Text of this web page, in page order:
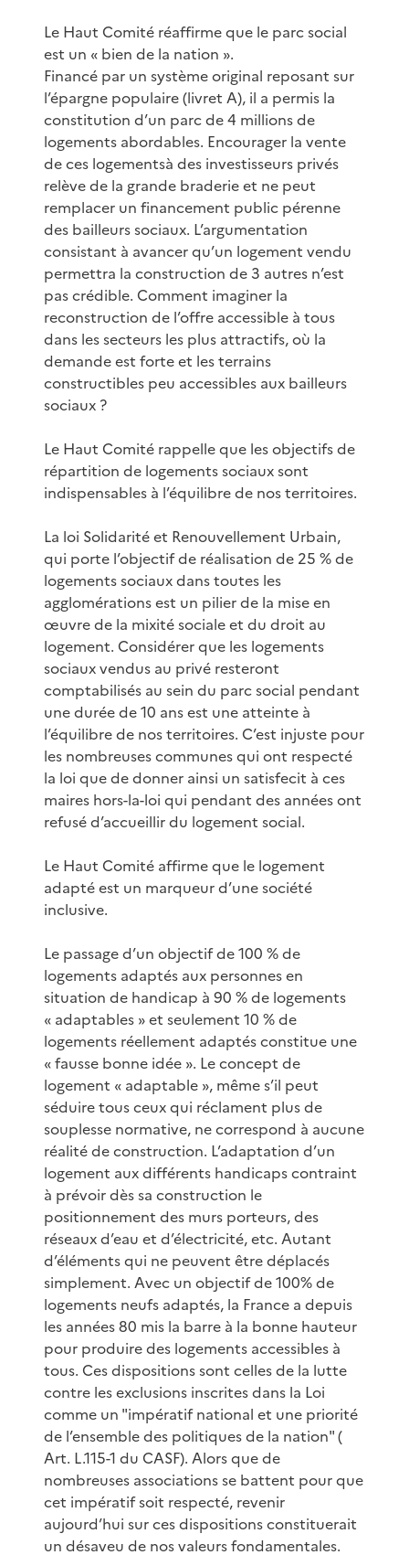
Le Haut Comité réaffirme que le parc social
est un « bien de la nation ».
Financé par un système original reposant sur
l’épargne populaire (livret A), il a permis la
constitution d’un parc de 4 millions de
logements abordables. Encourager la vente
de ces logementsà des investisseurs privés
relève de la grande braderie et ne peut
remplacer un financement public pérenne
des bailleurs sociaux. L’argumentation
consistant à avancer qu’un logement vendu
permettra la construction de 3 autres n’est
pas crédible. Comment imaginer la
reconstruction de l’offre accessible à tous
dans les secteurs les plus attractifs, où la
demande est forte et les terrains
constructibles peu accessibles aux bailleurs
sociaux ?
Le Haut Comité rappelle que les objectifs de
répartition de logements sociaux sont
indispensables à l’équilibre de nos territoires.
La loi Solidarité et Renouvellement Urbain,
qui porte l’objectif de réalisation de 25 % de
logements sociaux dans toutes les
agglomérations est un pilier de la mise en
œuvre de la mixité sociale et du droit au
logement. Considérer que les logements
sociaux vendus au privé resteront
comptabilisés au sein du parc social pendant
une durée de 10 ans est une atteinte à
l’équilibre de nos territoires. C’est injuste pour
les nombreuses communes qui ont respecté
la loi que de donner ainsi un satisfecit à ces
maires hors-la-loi qui pendant des années ont
refusé d’accueillir du logement social.
Le Haut Comité affirme que le logement
adapté est un marqueur d’une société
inclusive.
Le passage d’un objectif de 100 % de
logements adaptés aux personnes en
situation de handicap à 90 % de logements
« adaptables » et seulement 10 % de
logements réellement adaptés constitue une
« fausse bonne idée ». Le concept de
logement « adaptable », même s’il peut
séduire tous ceux qui réclament plus de
souplesse normative, ne correspond à aucune
réalité de construction. L’adaptation d’un
logement aux différents handicaps contraint
à prévoir dès sa construction le
positionnement des murs porteurs, des
réseaux d’eau et d’électricité, etc. Autant
d’éléments qui ne peuvent être déplacés
simplement. Avec un objectif de 100% de
logements neufs adaptés, la France a depuis
les années 80 mis la barre à la bonne hauteur
pour produire des logements accessibles à
tous. Ces dispositions sont celles de la lutte
contre les exclusions inscrites dans la Loi
comme un "impératif national et une priorité
de l’ensemble des politiques de la nation" (
Art. L.115-1 du CASF). Alors que de
nombreuses associations se battent pour que
cet impératif soit respecté, revenir
aujourd’hui sur ces dispositions constituerait
un désaveu de nos valeurs fondamentales.